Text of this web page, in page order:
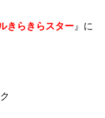
きらきらスター』に